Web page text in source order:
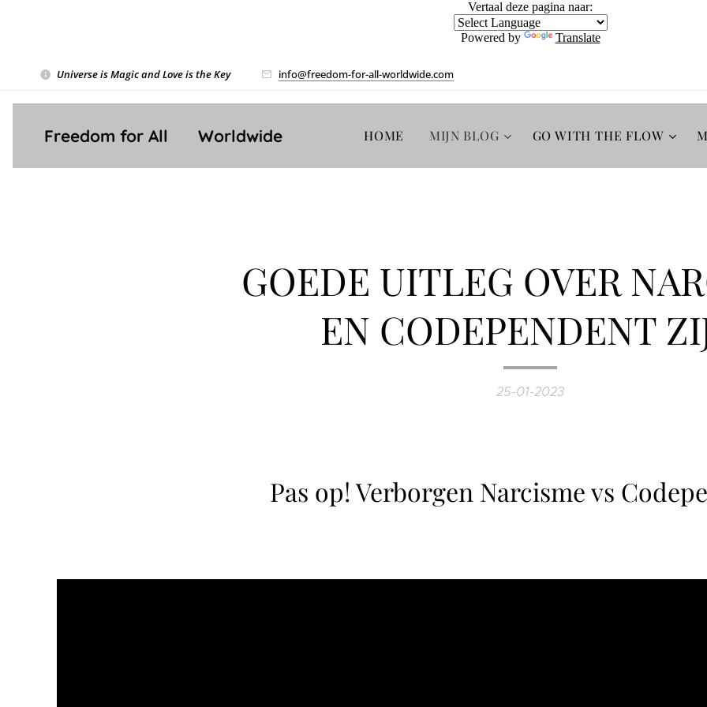
Vertaal deze pagina naar:
Powered by Translate
Universe is Magic and Love is the Key❤️ info@freedom-for-all-worldwide.com
Freedom for All ❤️ Worldwide HOME MIJN BLOG GO WITH THE FLOW
GOEDE UITLEG OVER
EN CODEPENDENT
25-01-2023
Pas op! Verborgen Narcisme vs